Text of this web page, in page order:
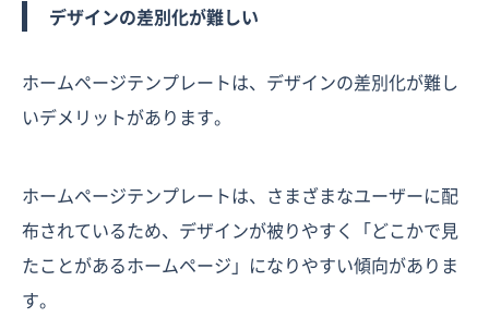
デザインの差別化が難しい
ホームページテンプレートは、デザインの差別化が難し
いデメリットがあります。
ホームページテンプレートは、さまざまなユーザーに配
布されているため、デザインが被りやすく「どこかで見
たことがあるホームページ」になりやすい傾向がありま
す。